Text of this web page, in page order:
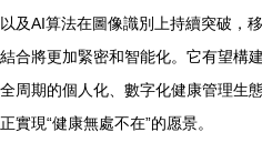
以及AI算法在圖像識別上持續突破，
結合將更加緊密和智能化。它有望構
全周期的個人化、數字化健康管理生
正實現“健康無處不在”的愿景。